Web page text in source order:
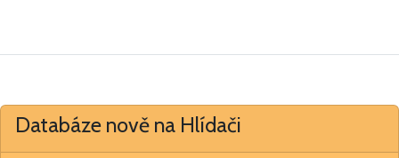
Databáze nově na Hlídači